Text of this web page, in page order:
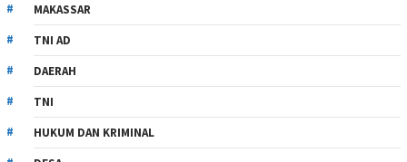
MAKASSAR
TNI AD
DAERAH
TNI
HUKUM DAN KRIMINAL